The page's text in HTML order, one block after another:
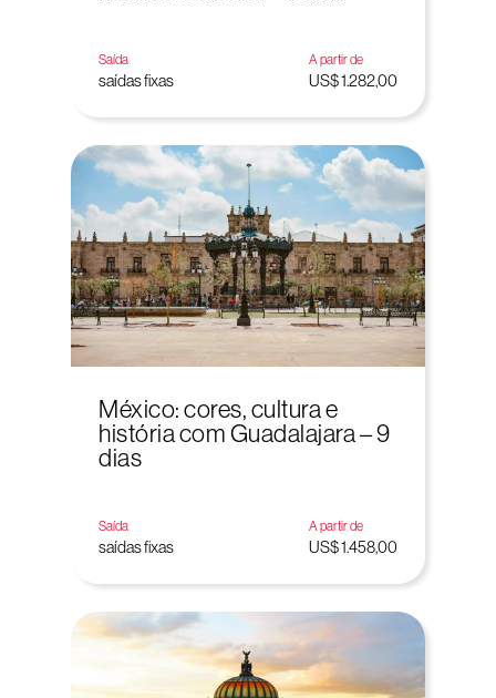
Saída
saídas fixas
A partir de
US$ 1.282,00
México: cores, cultura e
história com Guadalajara – 9
dias
Saída
saídas fixas
A partir de
US$ 1.458,00